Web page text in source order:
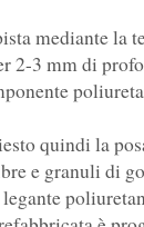
mediante la
2-3 mm di
quindi la
e granuli di